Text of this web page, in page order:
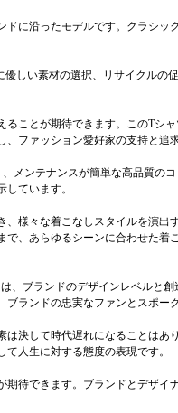
に沿ったモデルです。クラシッ
しい素材の選択、リサイクルの
ことが期待できます。このTシ
ファッション愛好家の支持と追
メンテナンスが簡単な高品質の
ています。
様々な着こなしスタイルを演出
、あらゆるシーンに合わせた着
、ブランドのデザインレベルと
ランドの忠実なファンとスポー
決して時代遅れになることはあ
人生に対する態度の表現です。
待できます。ブランドとデザイ